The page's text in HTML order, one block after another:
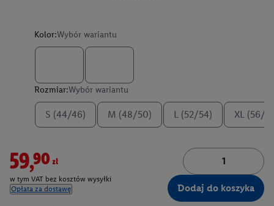
Kolor:Wybór wariantu
Rozmiar:Wybór wariantu
S (44/46) M (48/50) L (52/54) XL (56/
59,90zł
w tym VAT bez kosztów wysyłki
Opłata za dostawę
Dodaj do koszyka